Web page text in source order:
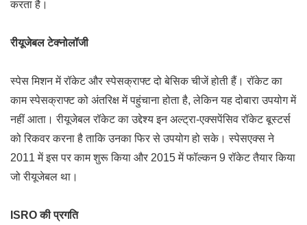
करता है।
रीयूजेबल टेक्नोलॉजी
स्पेस मिशन में रॉकेट और स्पेसक्राफ्ट दो बेसिक चीजें होती हैं। रॉकेट का
काम स्पेसक्राफ्ट को अंतरिक्ष में पहुंचाना होता है, लेकिन यह दोबारा उपयोग में
नहीं आता। रीयूजेबल रॉकेट का उद्देश्य इन अल्ट्रा-एक्सपेंसिव रॉकेट बूस्टर्स
को रिकवर करना है ताकि उनका फिर से उपयोग हो सके। स्पेसएक्स ने
2011 में इस पर काम शुरू किया और 2015 में फॉल्कन 9 रॉकेट तैयार किया
जो रीयूजेबल था।
ISRO की प्रगति